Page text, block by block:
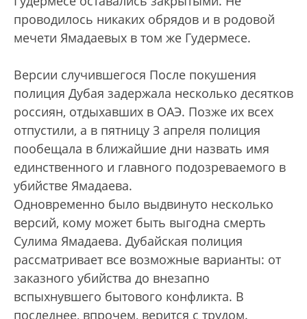
проводилось никаких обрядов и в родовой
мечети Ямадаевых в том же Гудермесе.
Версии случившегося После покушения
полиция Дубая задержала несколько десятков
россиян, отдыхавших в ОАЭ. Позже их всех
отпустили, а в пятницу 3 апреля полиция
пообещала в ближайшие дни назвать имя
единственного и главного подозреваемого в
убийстве Ямадаева.
Одновременно было выдвинуто несколько
версий, кому может быть выгодна смерть
Сулима Ямадаева. Дубайская полиция
рассматривает все возможные варианты: от
заказного убийства до внезапно
вспыхнувшего бытового конфликта. В
последнее, впрочем, верится с трудом.